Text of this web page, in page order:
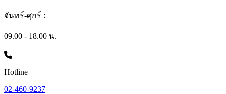
จันทร์-ศุกร์ :
09.00 - 18.00 น.
Hotline
02-460-9237